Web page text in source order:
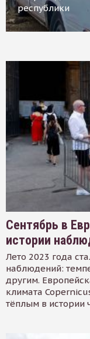
республики
Сентябрь в
истории
Лето 2023 года
наблюдений:
другим.
климата
тёплым в истории